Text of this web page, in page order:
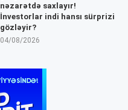
nəzarətdə saxlayır!
İnvestorlar indi hansı sürprizi
gözləyir?
04/08/2026